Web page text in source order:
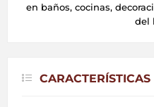
en baños, cocinas,
del
CARACTERÍSTICAS